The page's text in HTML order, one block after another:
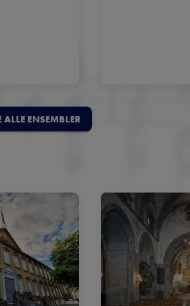
ALLE ENSEMBLER